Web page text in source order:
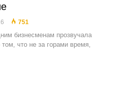
751
бизнесменам прозвучала
что не за горами время,